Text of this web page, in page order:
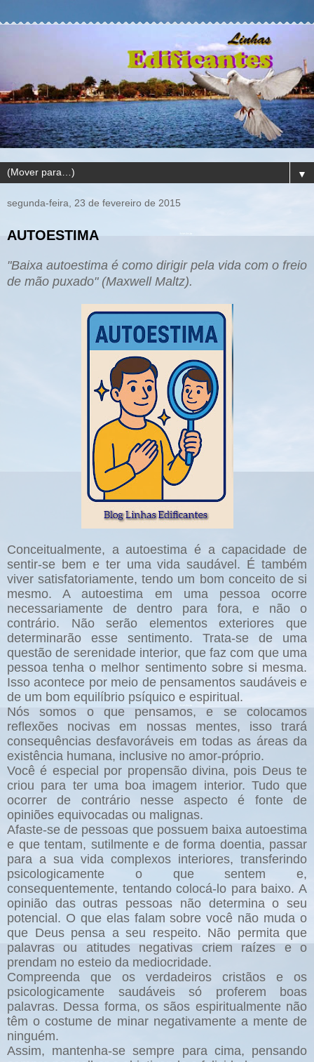
▼
segunda-feira, 23 de fevereiro de 2015
AUTOESTIMA
"Baixa autoestima é como dirigir pela vida com o freio
de mão puxado"(Maxwell Maltz).
Conceitualmente, a autoestima é a capacidade de
sentir-se bem e ter uma vida saudável. É também
viver satisfatoriamente, tendo um bom conceito de si
mesmo. A autoestima em uma pessoa ocorre
necessariamente de dentro para fora, e não o
contrário. Não serão elementos exteriores que
determinarão esse sentimento. Trata-se de uma
questão de serenidade interior, que faz com que uma
pessoa tenha o melhor sentimento sobre si mesma.
Isso acontece por meio de pensamentos saudáveis e
de um bom equilíbrio psíquico e espiritual.
Nós somos o que pensamos, e se colocamos
reflexões nocivas em nossas mentes, isso trará
consequências desfavoráveis em todas as áreas da
existência humana, inclusive no amor-próprio.
Você é especial por propensão divina, pois Deus te
criou para ter uma boa imagem interior. Tudo que
ocorrer de contrário nesse aspecto é fonte de
opiniões equivocadas ou malignas.
Afaste-se de pessoas que possuem baixa autoestima
e que tentam, sutilmente e de forma doentia, passar
para a sua vida complexos interiores, transferindo
psicologicamente o que sentem e,
consequentemente, tentando colocá-lo para baixo. A
opinião das outras pessoas não determina o seu
potencial. O que elas falam sobre você não muda o
que Deus pensa a seu respeito. Não permita que
palavras ou atitudes negativas criem raízes e o
prendam no esteio da mediocridade.
Compreenda que os verdadeiros cristãos e os
psicologicamente saudáveis só proferem boas
palavras. Dessa forma, os sãos espiritualmente não
têm o costume de minar negativamente a mente de
ninguém.
Assim, mantenha-se sempre para cima, pensando